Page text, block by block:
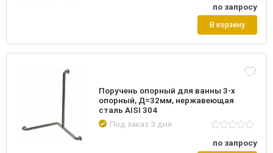
по запросу
В корзину
Поручень опорный для ванны 3-х
опорный, Д=32мм, нержавеющая
сталь AISI 304
Под заказ 3 дня
по запросу